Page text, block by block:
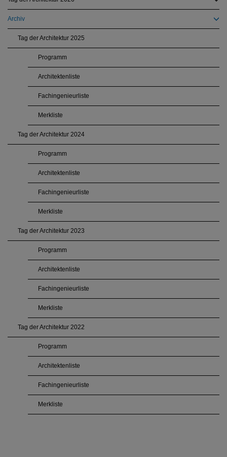
Archiv
Tag der Architektur 2025
Programm
Architektenliste
Fachingenieurliste
Merkliste
Tag der Architektur 2024
Programm
Architektenliste
Fachingenieurliste
Merkliste
Tag der Architektur 2023
Programm
Architektenliste
Fachingenieurliste
Merkliste
Tag der Architektur 2022
Programm
Architektenliste
Fachingenieurliste
Merkliste